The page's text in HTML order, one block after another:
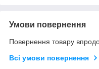
Умови повернення
Повернення товару
Всі умови повернення